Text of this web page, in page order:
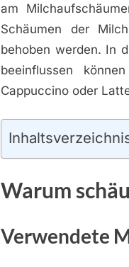
am
Schäumen der
behoben werden. In
beeinflussen
Cappuccino oder
Warum
Verwendete